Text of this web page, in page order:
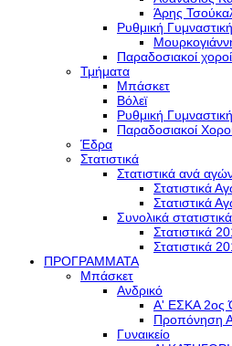
Άρης
Ρυθμική Γυμναστική
Παραδοσιακοί χοροί
Τμήματα
Μπάσκετ
Βόλεϊ
Ρυθμική Γυμναστική
Παραδοσιακοί
Έδρα
Στατιστικά
Στατιστικά ανά
Στατιστικά
Στατιστικά
Συνολικά στατιστικά
Στατιστικά
Στατιστικά
ΠΡΟΓΡΑΜΜΑΤΑ
Μπάσκετ
Ανδρικό
Α' ΕΣΚΑ 2ος
Προπόνηση
Γυναικείο